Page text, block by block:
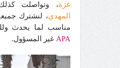
غزة، وتواصلت
المهدي، لنشترك
مناسب لما يحدث
APA غير المسؤول.